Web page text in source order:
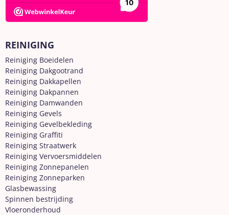
REINIGING
Reiniging Boeidelen
Reiniging Dakgootrand
Reiniging Dakkapellen
Reiniging Dakpannen
Reiniging Damwanden
Reiniging Gevels
Reiniging Gevelbekleding
Reiniging Graffiti
Reiniging Straatwerk
Reiniging Vervoersmiddelen
Reiniging Zonnepanelen
Reiniging Zonneparken
Glasbewassing
Spinnen bestrijding
Vloeronderhoud